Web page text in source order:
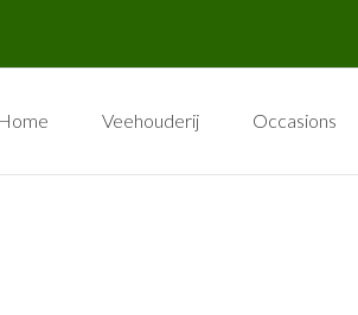
Home Veehouderij Occasions